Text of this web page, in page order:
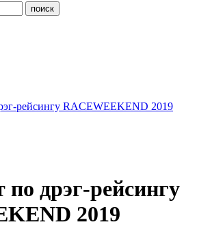
рейсингу RACEWEEKEND 2019
дрэг-рейсингу
2019